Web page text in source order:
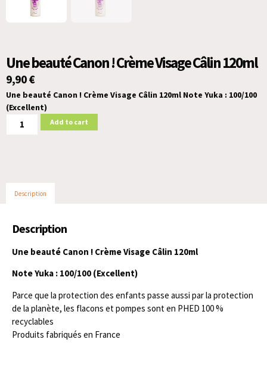
Une beauté Canon ! Crème Visage Câlin 120ml
9,90€
Une beauté Canon ! Crème Visage Câlin 120ml Note Yuka : 100/100
(Excellent)
Add to cart
Description
Description
Une beauté Canon ! Crème Visage Câlin 120ml
Note Yuka : 100/100 (Excellent)
Parce que la protection des enfants passe aussi par la protection
de la planète, les flacons et pompes sont en PHED 100 %
recyclables
Produits fabriqués en France